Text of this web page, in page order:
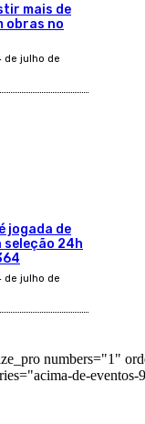
mais de
obras no
de julho de
jogada de
seleção 24h
de julho de
numbers="1"
de-